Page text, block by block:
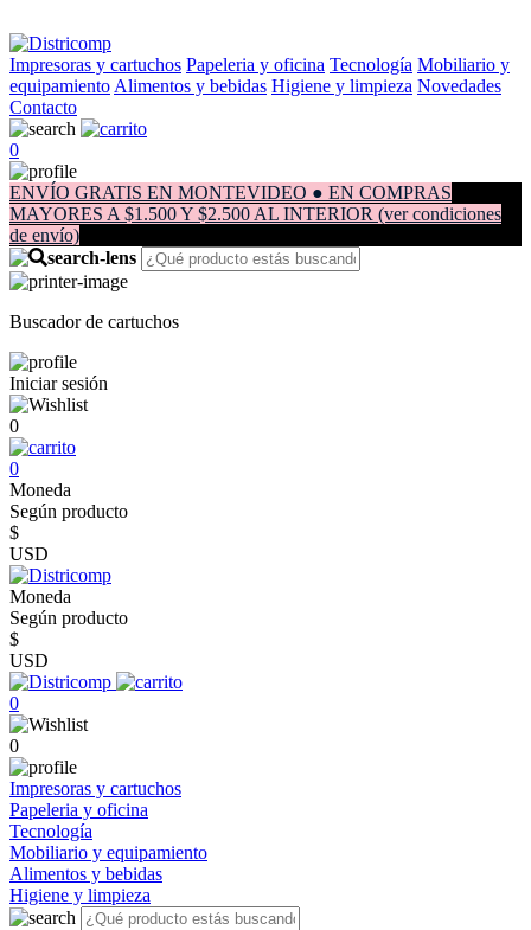
Impresoras y cartuchos Papeleria y oficina Tecnología Mobiliario y
equipamiento Alimentos y bebidas Higiene y limpieza Novedades
Contacto
0
ENVÍO GRATIS EN MONTEVIDEO ● EN COMPRAS
MAYORES A $1.500 Y $2.500 AL INTERIOR (ver condiciones
de envío)
Buscador de cartuchos
Iniciar sesión
0
0
Moneda
Según producto
$
USD
Moneda
Según producto
$
USD
0
0
Impresoras y cartuchos
Papeleria y oficina
Tecnología
Mobiliario y equipamiento
Alimentos y bebidas
Higiene y limpieza